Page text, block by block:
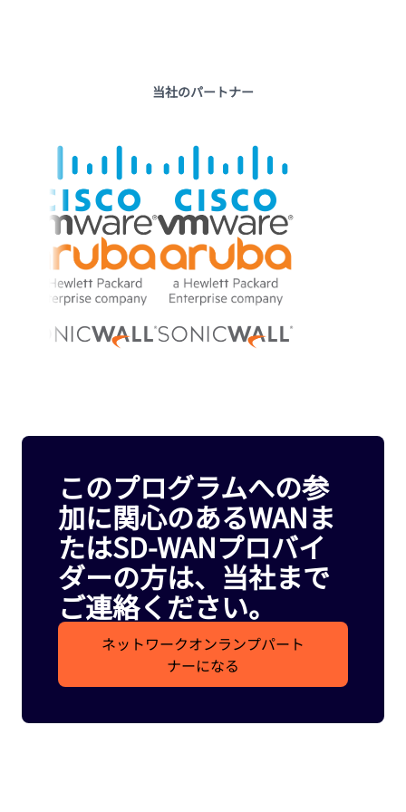
当社のパートナー
このプログラムへの参
加に関心のあるWANま
たはSD-WANプロバイ
ダーの方は、当社まで
ご連絡ください。
ネットワークオンランプパート
ナーになる